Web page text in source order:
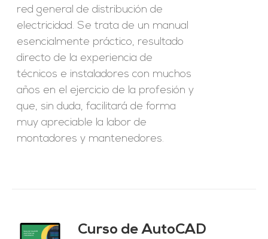
red general de distribución de
electricidad. Se trata de un manual
esencialmente práctico, resultado
directo de la experiencia de
técnicos e instaladores con muchos
años en el ejercicio de la profesión y
que, sin duda, facilitará de forma
muy apreciable la labor de
montadores y mantenedores.
Curso de AutoCAD